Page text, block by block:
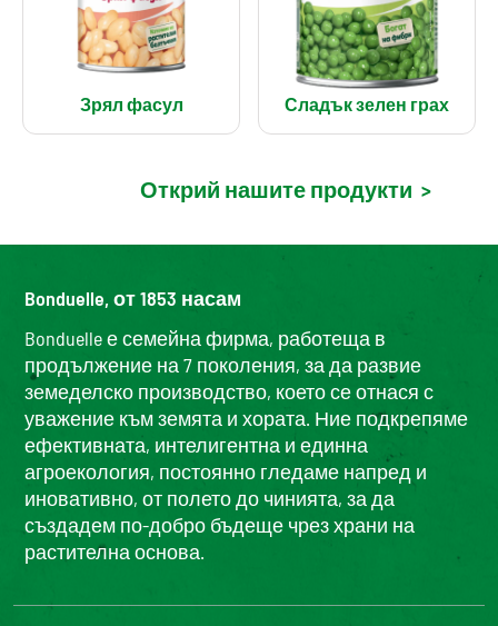
Зрял фасул Сладък зелен грах
Открий нашите продукти >
Bonduelle, от 1853 насам
Bonduelle е семейна фирма, работеща в
продължение на 7 поколения, за да развие
земеделско производство, което се отнася с
уважение към земята и хората. Ние подкрепяме
ефективната, интелигентна и единна
агроекология, постоянно гледаме напред и
иновативно, от полето до чинията, за да
създадем по-добро бъдеще чрез храни на
растителна основа.